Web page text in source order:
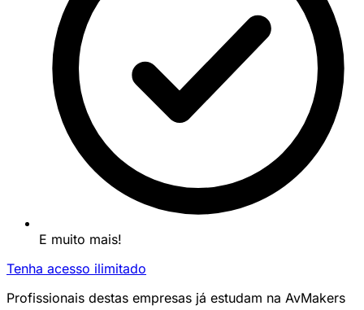
E muito mais!
Tenha acesso ilimitado
Profissionais destas empresas já estudam na AvMakers